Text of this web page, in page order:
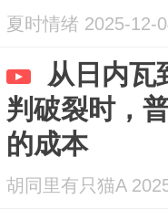
夏时情绪 2025-12-
从日内瓦
判破裂时，
的成本
胡同里有只猫A